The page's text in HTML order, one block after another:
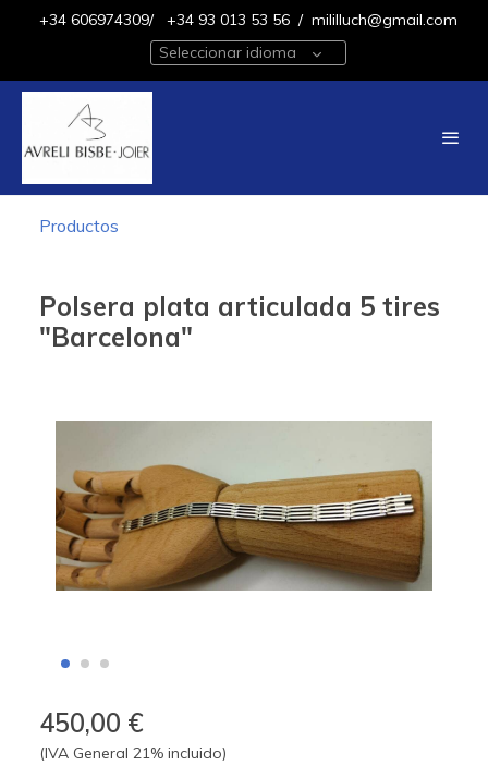
+34 606974309/ +34 93 013 53 56 / mililluch@gmail.com
Seleccionar idioma
Productos
Polsera plata articulada 5 tires
"Barcelona"
450,00 €
(IVA General 21% incluido)